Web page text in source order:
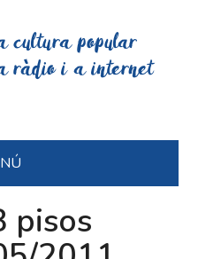
cultura popular
ràdio i a internet
pisos